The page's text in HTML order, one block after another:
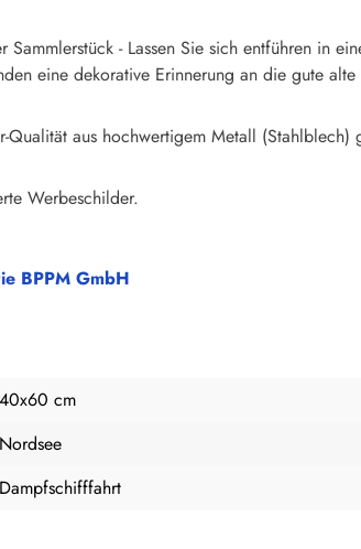
- Lassen Sie sich entführen in
eine dekorative Erinnerung an die gute
Qualität aus hochwertigem Metall
Werbeschilder.
BPPM GmbH
40x60 cm
Nordsee
Dampfschifffahrt